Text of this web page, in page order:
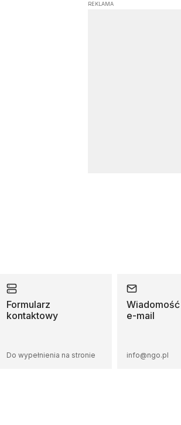
REKLAMA
Formularz
kontaktowy
Do wypełnienia na stronie
Wiadomość
e-mail
info@ngo.pl